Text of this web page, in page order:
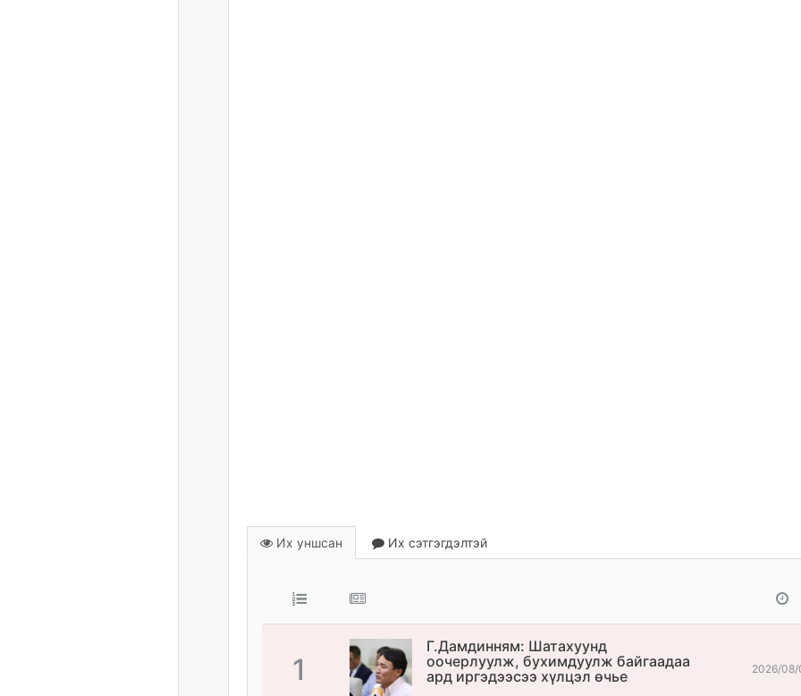
Их уншсан Их сэтгэгдэлтэй
1
Г.Дамдинням: Шатахуунд
оочерлуулж, бухимдуулж байгаадаа
ард иргэдээсээ хүлцэл өчье
2026/08/